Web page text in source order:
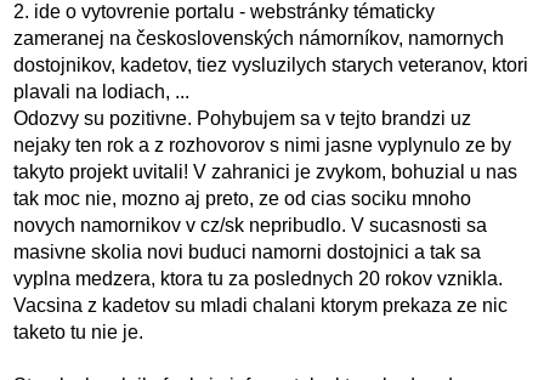
2. ide o vytovrenie portalu - webstránky tématicky
zameranej na československých námorníkov, namornych
dostojnikov, kadetov, tiez vysluzilych starych veteranov, ktori
plavali na lodiach, ...
Odozvy su pozitivne. Pohybujem sa v tejto brandzi uz
nejaky ten rok a z rozhovorov s nimi jasne vyplynulo ze by
takyto projekt uvitali! V zahranici je zvykom, bohuzial u nas
tak moc nie, mozno aj preto, ze od cias sociku mnoho
novych namornikov v cz/sk nepribudlo. V sucasnosti sa
masivne skolia novi buduci namorni dostojnici a tak sa
vyplna medzera, ktora tu za poslednych 20 rokov vznikla.
Vacsina z kadetov su mladi chalani ktorym prekaza ze nic
taketo tu nie je.